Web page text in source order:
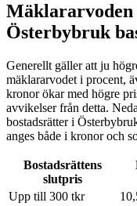
Österbybruk
Generellt gäller att ju
mäklararvodet i procent,
kronor ökar med högre
avvikelser från detta.
bostadsrätteri
anges både i kronor och
Bostadsrättens
slutpris
Upp till 300 tkr